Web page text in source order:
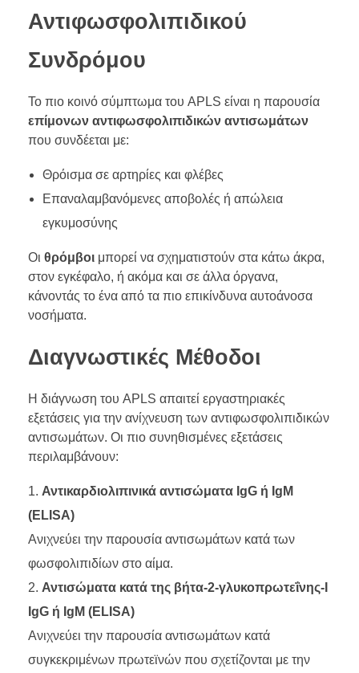
Αντιφωσφολιπιδικού
Συνδρόμου
Το πιο κοινό σύμπτωμα του APLS είναι η παρουσία
επίμονων αντιφωσφολιπιδικών αντισωμάτων
που συνδέεται με:
Θρόισμα σε αρτηρίες και φλέβες
Επαναλαμβανόμενες αποβολές ή απώλεια
εγκυμοσύνης
Οι θρόμβοι μπορεί να σχηματιστούν στα κάτω άκρα,
στον εγκέφαλο, ή ακόμα και σε άλλα όργανα,
κάνοντάς το ένα από τα πιο επικίνδυνα αυτοάνοσα
νοσήματα.
Διαγνωστικές Μέθοδοι
Η διάγνωση του APLS απαιτεί εργαστηριακές
εξετάσεις για την ανίχνευση των αντιφωσφολιπιδικών
αντισωμάτων. Οι πιο συνηθισμένες εξετάσεις
περιλαμβάνουν:
Αντικαρδιολιπινικά αντισώματα IgG ή IgM
(ELISA)
Ανιχνεύει την παρουσία αντισωμάτων κατά των
φωσφολιπιδίων στο αίμα.
Αντισώματα κατά της βήτα-2-γλυκοπρωτεΐνης-Ι
IgG ή IgM (ELISA)
Ανιχνεύει την παρουσία αντισωμάτων κατά
συγκεκριμένων πρωτεϊνών που σχετίζονται με την